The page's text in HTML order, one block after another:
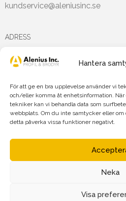
Hantera
För att ge en bra upplevelse använder vi
och/eller komma åt enhetsinformation.
tekniker kan vi behandla data som
webbplats. Om du inte samtycker eller
detta påverka vissa funktioner negativt.
Neka
Visa
kundservice@aleniusinc.se
ADRESS
Hästmarksvägen 3D
FÖLJ OSS PÅ
Agnetha Alenius